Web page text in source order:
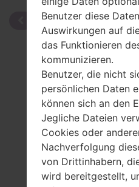
Benutzer diese
Auswirkungen auf
das Funktionieren
kommunizieren.
Benutzer, die nicht
persönlichen Daten
können sich an den
Jegliche Dateien
Cookies oder
Nachverfolgung
von Drittinhabern,
wird bereitgestellt,